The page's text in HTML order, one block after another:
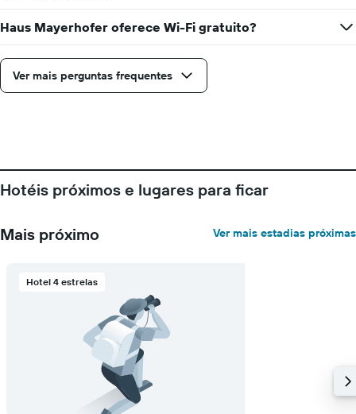
Haus Mayerhofer oferece Wi-Fi gratuito?
Ver mais perguntas frequentes
Hotéis próximos e lugares para ficar
Mais próximo Ver mais estadias próximas
Hotel 4 estrelas